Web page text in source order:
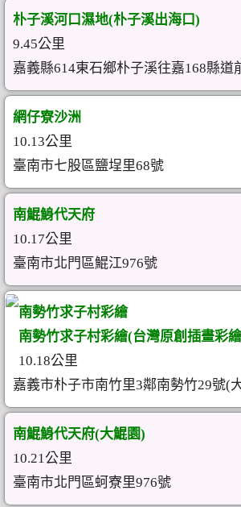
朴子溪河口濕地(朴子溪出海口)
9.45公里
嘉義縣614東石鄉朴子溪往嘉168縣道
網仔寮沙洲
10.13公里
臺南市七股區鹽埕里68號
南鯤鯓代天府
10.17公里
臺南市北門區鯤江976號
南勢竹求子村彩繪
南勢竹求子村彩繪(台灣原創插畫彩
10.18公里
嘉義市朴子市南竹里3鄰南勢竹29號(
南鯤鯓代天府(大鯤園)
10.21公里
臺南市北門區蚵寮里976號